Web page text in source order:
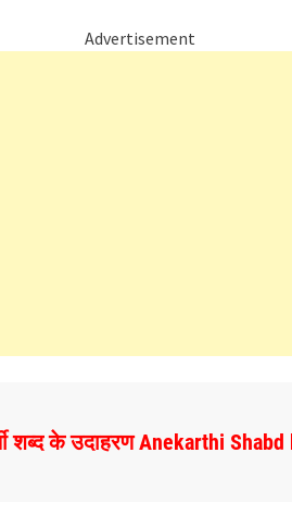
Advertisement
शब्द के उदाहरण Anekarthi